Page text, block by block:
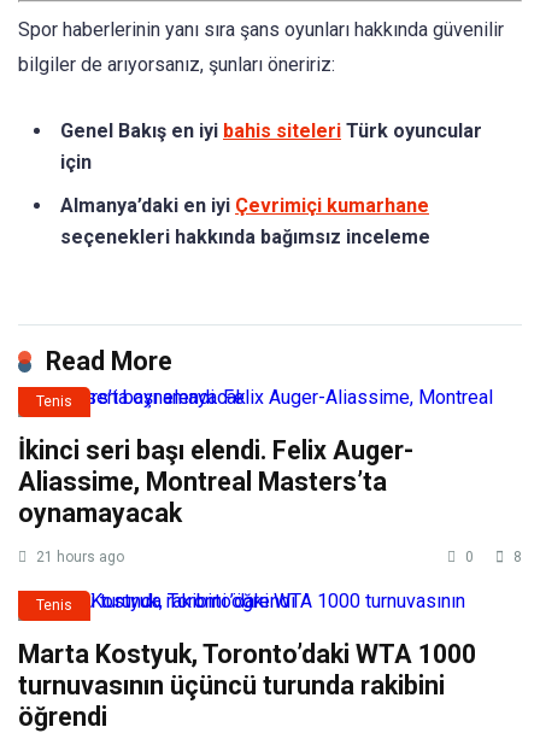
Spor haberlerinin yanı sıra şans oyunları hakkında güvenilir
bilgiler de arıyorsanız, şunları öneririz:
Genel Bakış en iyi bahis siteleri Türk oyuncular
için
Almanya’daki en iyi Çevrimiçi kumarhane
seçenekleri hakkında bağımsız inceleme
Read More
Tenis
İkinci seri başı elendi. Felix Auger-
Aliassime, Montreal Masters’ta
oynamayacak
21 hours ago 0 8
Tenis
Marta Kostyuk, Toronto’daki WTA 1000
turnuvasının üçüncü turunda rakibini
öğrendi